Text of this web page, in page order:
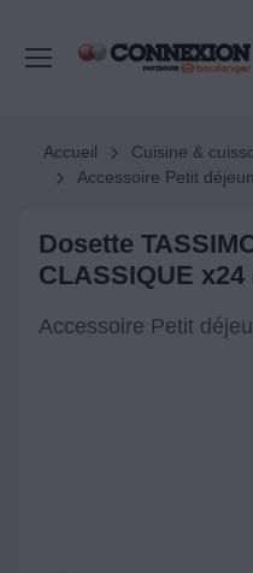
Accueil Cuisine &
Accessoire Petit
Dosette
CLASSIQUE x24
Accessoire Petit